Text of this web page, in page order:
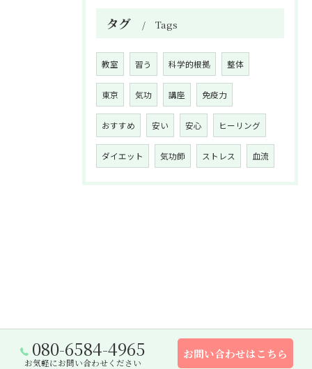
タグ Tags
教室 習う 科学的根拠 整体
東京 気功 講座 免疫力
おすすめ 安い 安心 ヒーリング
ダイエット 気功師 ストレス 血流
080-6584-4965
お気軽にお問い合わせください
お問い合わせはこちら